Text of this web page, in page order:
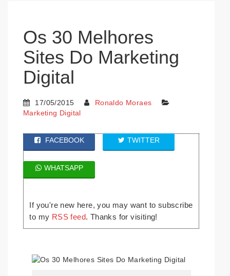
Os 30 Melhores
Sites Do Marketing
Digital
17/05/2015
Ronaldo Moraes
Marketing Digital
FACEBOOK TWITTER
WHATSAPP
If you're new here, you may want to subscribe
to my RSS feed. Thanks for visiting!